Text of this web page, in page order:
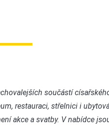
součástí
restauraci, střelnici i
akce a svatby. V nabídce